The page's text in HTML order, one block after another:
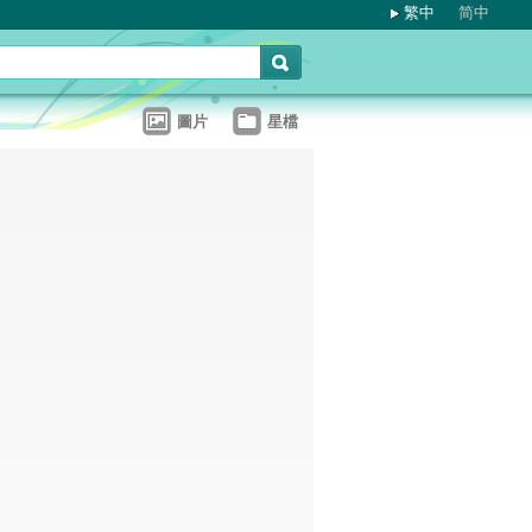
繁中 简中
圖片 星檔